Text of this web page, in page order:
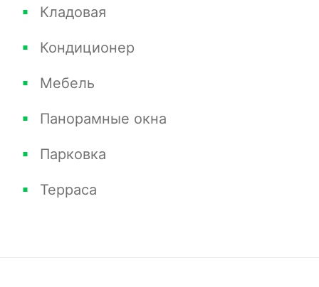
Кладовая
Кондиционер
Мебель
Панорамные окна
Парковка
Терраса